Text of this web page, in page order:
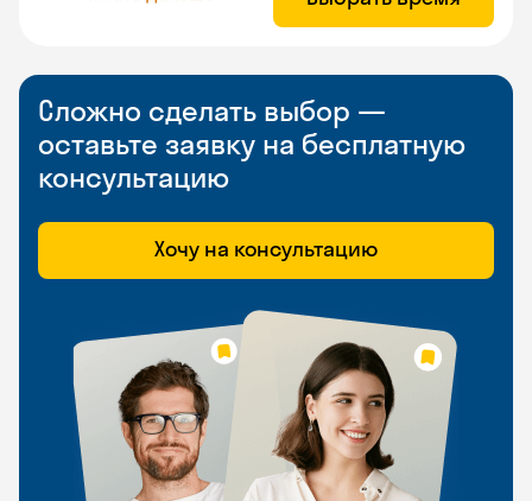
Сложно сделать выбор —
оставьте заявку на бесплатную
консультацию
Хочу на консультацию